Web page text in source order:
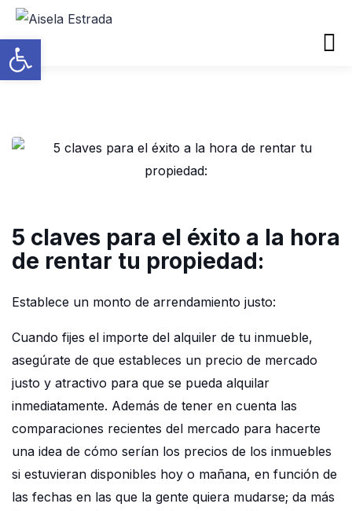
Abrir barra de herramientas
5 claves para el éxito a la hora
de rentar tu propiedad:
Establece un monto de arrendamiento justo:
Cuando fijes el importe del alquiler de tu inmueble,
asegúrate de que estableces un precio de mercado
justo y atractivo para que se pueda alquilar
inmediatamente. Además de tener en cuenta las
comparaciones recientes del mercado para hacerte
una idea de cómo serían los precios de los inmuebles
si estuvieran disponibles hoy o mañana, en función de
las fechas en las que la gente quiera mudarse; da más